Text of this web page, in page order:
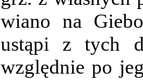
wiano na
ustąpi z tych
względnie po